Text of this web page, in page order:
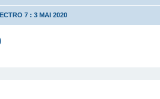
7 : 3 MAI 2020